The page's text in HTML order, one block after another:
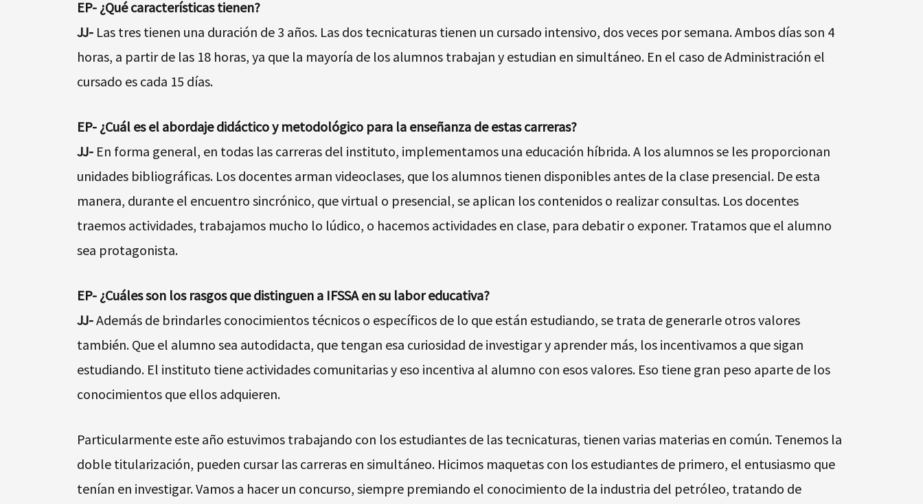
EP- ¿Qué características tienen?
JJ- Las tres tienen una duración de 3 años. Las dos tecnicaturas tienen un cursado intensivo, dos veces por semana. Ambos días son 4
horas, a partir de las 18 horas, ya que la mayoría de los alumnos trabajan y estudian en simultáneo. En el caso de Administración el
cursado es cada 15 días.
EP- ¿Cuál es el abordaje didáctico y metodológico para la enseñanza de estas carreras?
JJ- En forma general, en todas las carreras del instituto, implementamos una educación híbrida. A los alumnos se les proporcionan
unidades bibliográficas. Los docentes arman videoclases, que los alumnos tienen disponibles antes de la clase presencial. De esta
manera, durante el encuentro sincrónico, que virtual o presencial, se aplican los contenidos o realizar consultas. Los docentes
traemos actividades, trabajamos mucho lo lúdico, o hacemos actividades en clase, para debatir o exponer. Tratamos que el alumno
sea protagonista.
EP- ¿Cuáles son los rasgos que distinguen a IFSSA en su labor educativa?
JJ-Además de brindarles conocimientos técnicos o específicos de lo que están estudiando, se trata de generarle otros valores
también. Que el alumno sea autodidacta, que tengan esa curiosidad de investigar y aprender más, los incentivamos a que sigan
estudiando. El instituto tiene actividades comunitarias y eso incentiva al alumno con esos valores. Eso tiene gran peso aparte de los
conocimientos que ellos adquieren.
Particularmente este año estuvimos trabajando con los estudiantes de las tecnicaturas, tienen varias materias en común. Tenemos la
doble titularización, pueden cursar las carreras en simultáneo. Hicimos maquetas con los estudiantes de primero, el entusiasmo que
tenían en investigar. Vamos a hacer un concurso, siempre premiando el conocimiento de la industria del petróleo, tratando de